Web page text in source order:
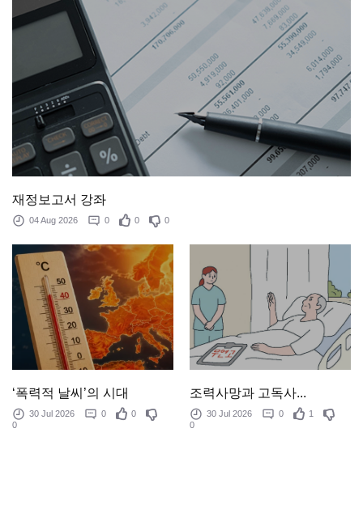
재정보고서 강좌
04 Aug 2026 0 0 0
‘폭력적 날씨’의 시대
30 Jul 2026 0
0
0
조력사망과 고독사...
30 Jul 2026 0
1
0